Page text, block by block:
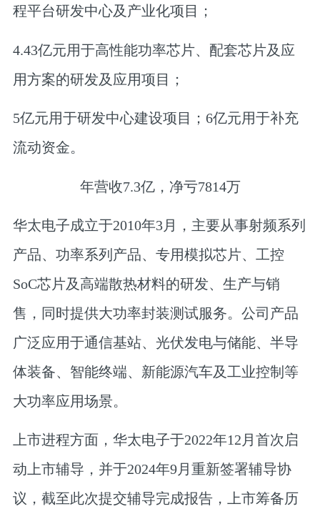
程平台研发中心及产业化项目；
4.43亿元用于高性能功率芯片、配套芯片及应
用方案的研发及应用项目；
5亿元用于研发中心建设项目；6亿元用于补充
流动资金。
年营收7.3亿，净亏7814万
华太电子成立于2010年3月，主要从事射频系列
产品、功率系列产品、专用模拟芯片、工控
SoC芯片及高端散热材料的研发、生产与销
售，同时提供大功率封装测试服务。公司产品
广泛应用于通信基站、光伏发电与储能、半导
体装备、智能终端、新能源汽车及工业控制等
大功率应用场景。
上市进程方面，华太电子于2022年12月首次启
动上市辅导，并于2024年9月重新签署辅导协
议，截至此次提交辅导完成报告，上市筹备历